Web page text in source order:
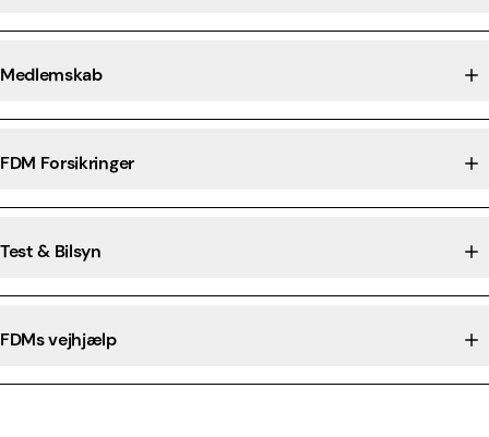
Medlemskab
FDM Forsikringer
Test & Bilsyn
FDMs vejhjælp